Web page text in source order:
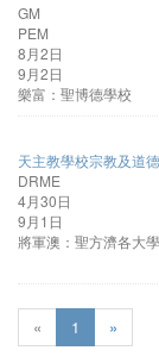
GM
PEM
8月2日
9月2日
樂富：聖博德學校
天主教學校宗教及道
DRME
4月30日
9月1日
將軍澳：聖方濟各大學
« 1 (current)
»